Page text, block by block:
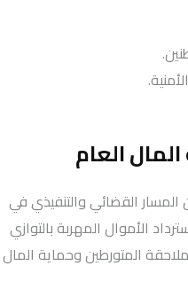
العام
المسار القضائي والتنفيذي في
الأموال المهربة بالتوازي
المتورطين وحماية المال